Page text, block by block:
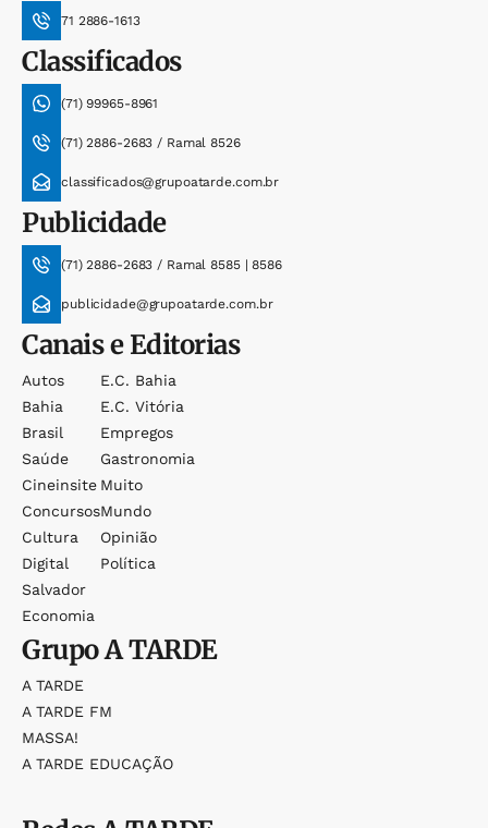
71 2886-1613
Classificados
(71) 99965-8961
(71) 2886-2683 / Ramal 8526
classificados@grupoatarde.com.br
Publicidade
(71) 2886-2683 / Ramal 8585 | 8586
publicidade@grupoatarde.com.br
Canais e Editorias
Autos
Bahia
Brasil
Saúde
Cineinsite
Concursos
Cultura
Digital
Salvador
Economia
E.c. Bahia
E.c. Vitória
Empregos
Gastronomia
Muito
Mundo
Opinião
Política
GrupoA TARDE
A TARDE
A TARDE FM
MASSA!
A TARDE EDUCAÇÃO